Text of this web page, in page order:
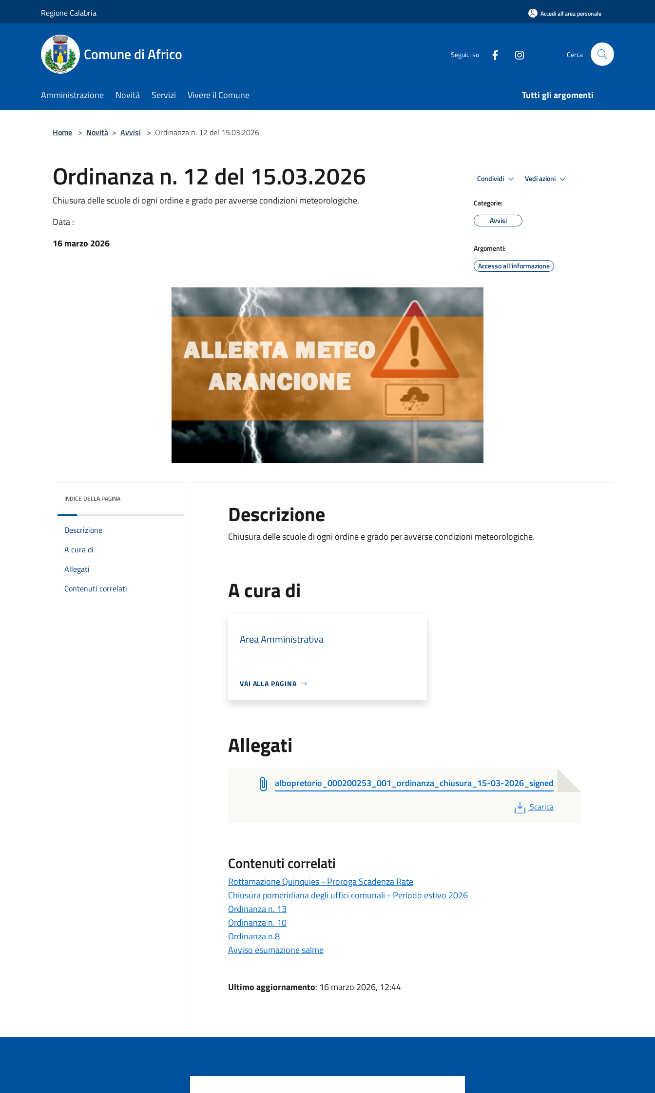
Regione Calabria Accedi all'area personale
Comune di Africo Seguici su Cerca
Amministrazione Novità Servizi Vivere il Comune Tutti gli argomenti
Home > Novità > Avvisi > Ordinanza n. 12 del 15.03.2026
Ordinanza n. 12 del 15.03.2026
Chiusura delle scuole di ogni ordine e grado per avverse condizioni meteorologiche.
Data :
16 marzo 2026
Condividi Vedi azioni
Categorie:
Avvisi
Argomenti:
Accesso all'informazione
INDICE DELLA PAGINA
Descrizione
A cura di
Allegati
Contenuti correlati
Descrizione
Chiusura delle scuole di ogni ordine e grado per avverse condizioni meteorologiche.
A cura di
Area Amministrativa
VAI ALLA PAGINA
Allegati
albopretorio_000200253_001_ordinanza_chiusura_15-03-2026_signed
PDF
Scarica
Contenuti correlati
Rottamazione Quinquies - Proroga Scadenza Rate
Chiusura pomeridiana degli uffici comunali - Periodo estivo 2026
Ordinanza n. 13
Ordinanza n. 10
Ordinanza n.8
Avviso esumazione salme
Ultimo aggiornamento: 16 marzo 2026, 12:44